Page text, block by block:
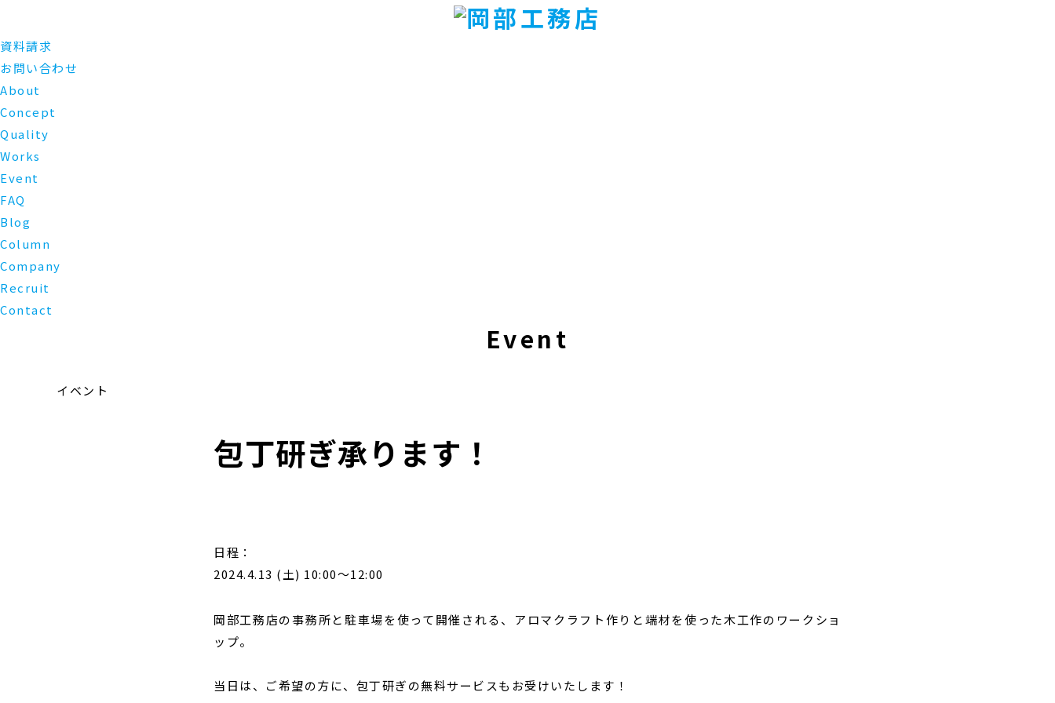
資料請求
お問い合わせ
About
Concept
Quality
Works
Event
FAQ
Blog
Column
Company
Recruit
Contact
Event
イベント
包丁研ぎ承ります！
日程：
2024.4.13 (土) 10:00～12:00
岡部工務店の事務所と駐車場を使って開催される、アロマクラフト作りと端材を使った木工作のワークショ
ップ。
当日は、ご希望の方に、包丁研ぎの無料サービスもお受けいたします！